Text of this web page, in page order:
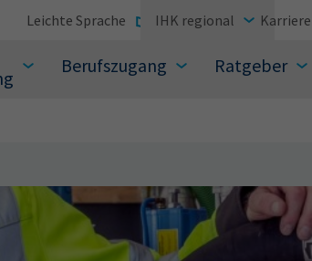
Berufszugang Ratgeber
Leichte Sprache IHK regional Karriere